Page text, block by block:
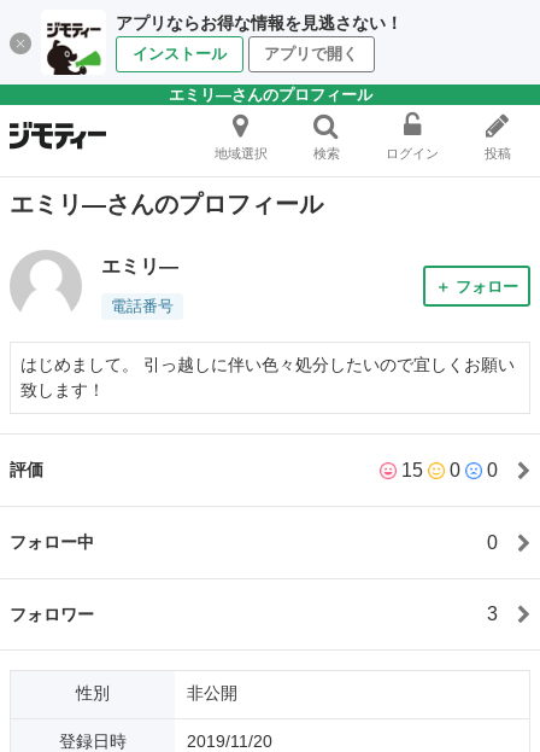
アプリならお得な情報を見逃さない！
インストール アプリで開く
エミリ―さんのプロフィール
地域選択 検索 ログイン 投稿
エミリ―さんのプロフィール
エミリ―
電話番号
＋ フォロー
はじめまして。 引っ越しに伴い色々処分したいので宜しくお願い
致します！
評価 15 0 0
フォロー中 0
フォロワー 3
性別 非公開
登録日時 2019/11/20